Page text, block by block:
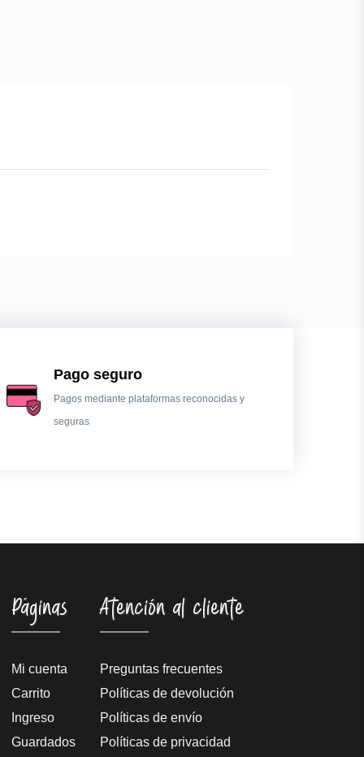
Pago seguro
Pagos mediante plataformas reconocidas y
seguras
Páginas
Mi cuenta
Carrito
Ingreso
Guardados
Atención al cliente
Preguntas frecuentes
Políticas de devolución
Políticas de envío
Políticas de privacidad